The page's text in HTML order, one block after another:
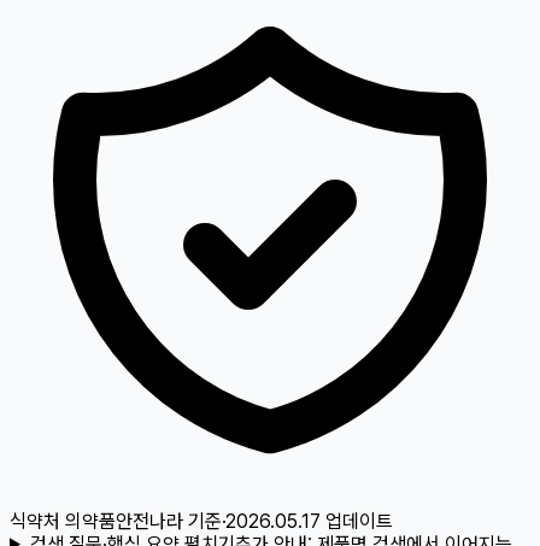
식약처 의약품안전나라 기준·2026.05.17 업데이트